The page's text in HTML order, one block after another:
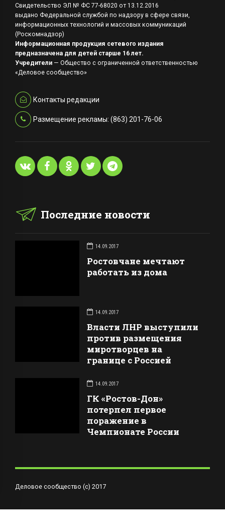
Свидетельство ЭЛ № ФС 77-68020 от 13.12.2016
выдано Федеральной службой по надзору в сфере связи,
информационных технологий и массовых коммуникаций
(Роскомнадзор)
Информационная продукция сетевого издания
предназначена для детей старше 16 лет.
Учредители — Общество с ограниченной ответственностью
«Деловое сообщество»
Контакты редакции
Размещение рекламы: (863) 201-76-06
Последние новости
14.09.2017
Ростовчане мечтают
работать из дома
14.09.2017
Власти ЛНР выступили
против размещения
миротворцев на
границе с Россией
14.09.2017
ГК «Ростов-Дон»
потерпел первое
поражение в
Чемпионате России
Деловое сообщество (с) 2017